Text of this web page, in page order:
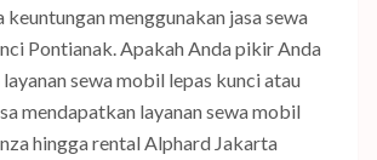
keuntungan menggunakan jasa sewa
Pontianak. Apakah Anda pikir Anda
sewa mobil lepas kunci atau
mendapatkan layanan sewa mobil
hingga rental Alphard Jakarta